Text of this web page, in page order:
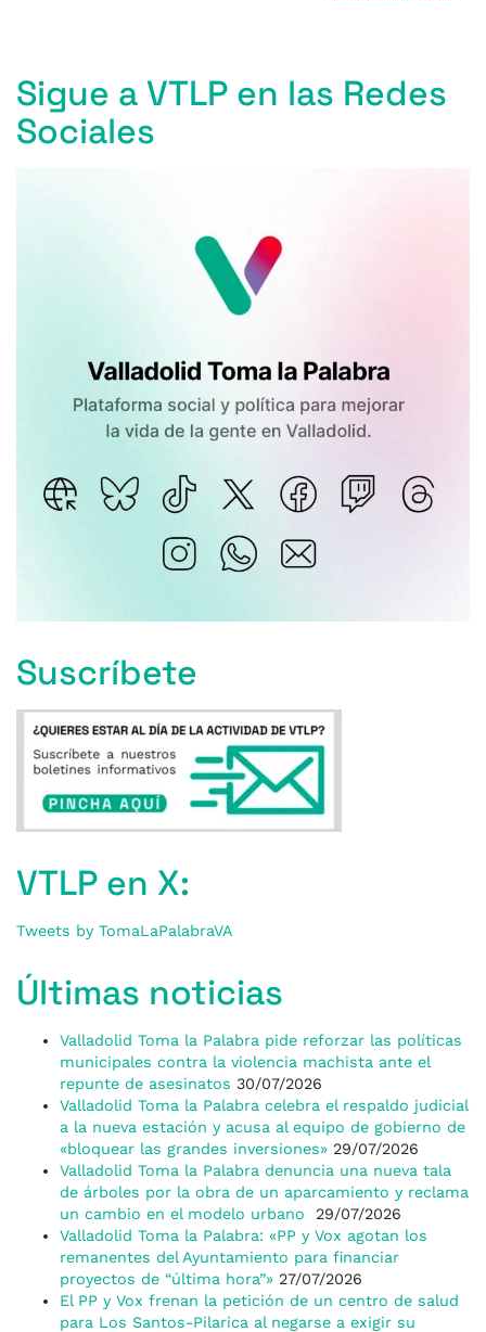
Sigue a VTLP en las Redes
Sociales
Suscríbete
VTLP en X:
Tweets by TomaLaPalabraVA
Últimas noticias
Valladolid Toma la Palabra pide reforzar las políticas
municipales contra la violencia machista ante el
repunte de asesinatos 30/07/2026
Valladolid Toma la Palabra celebra el respaldo judicial
a la nueva estación y acusa al equipo de gobierno de
«bloquear las grandes inversiones» 29/07/2026
Valladolid Toma la Palabra denuncia una nueva tala
de árboles por la obra de un aparcamiento y reclama
un cambio en el modelo urbano
29/07/2026
Valladolid Toma la Palabra: «PP y Vox agotan los
remanentes del Ayuntamiento para financiar
proyectos de “última hora”» 27/07/2026
El PP y Vox frenan la petición de un centro de salud
para Los Santos-Pilarica al negarse a exigir su